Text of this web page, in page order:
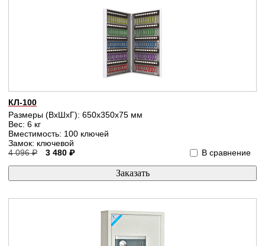
В сравнение
КЛ-100
Размеры (ВхШхГ): 650x350x75 мм
Вес: 6 кг
Вместимость: 100 ключей
Замок: ключевой
4 096 ₽
3 480 ₽